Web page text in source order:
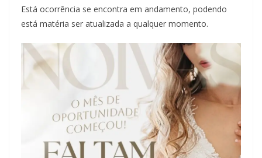
Está ocorrência se encontra em andamento, podendo
está matéria ser atualizada a qualquer momento.